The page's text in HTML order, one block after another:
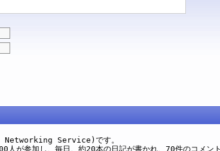
Networking Service)です。
人が参加し、毎日、約20本の日記が書かれ、70件のコメント